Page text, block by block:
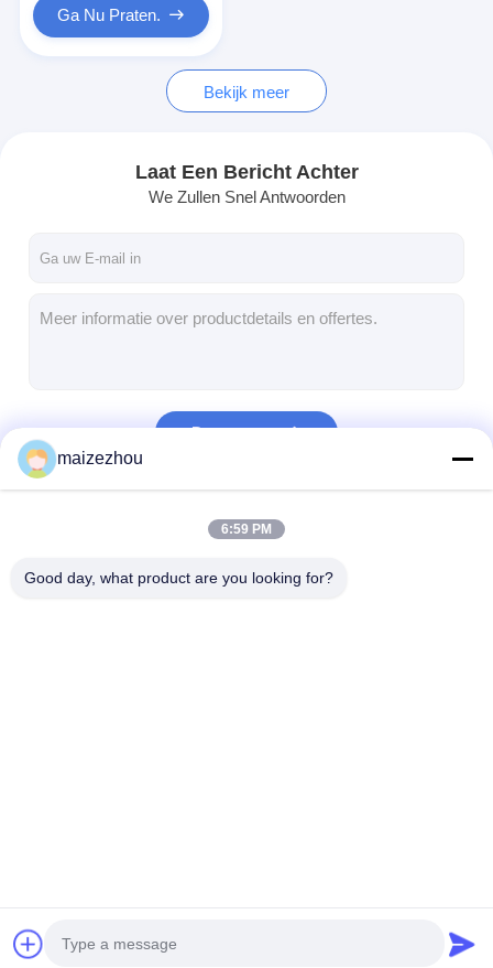
Ga Nu Praten.
Bekijk meer
Laat Een Bericht Achter
We Zullen Snel Antwoorden
Doorgaan
maizezhou
6:59 PM
Good day, what product are you looking for?